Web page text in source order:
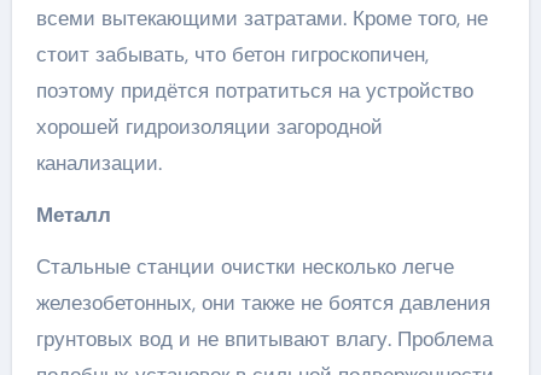
всеми вытекающими затратами. Кроме того, не
стоит забывать, что бетон гигроскопичен,
поэтому придётся потратиться на устройство
хорошей гидроизоляции загородной
канализации.
Металл
Стальные станции очистки несколько легче
железобетонных, они также не боятся давления
грунтовых вод и не впитывают влагу. Проблема